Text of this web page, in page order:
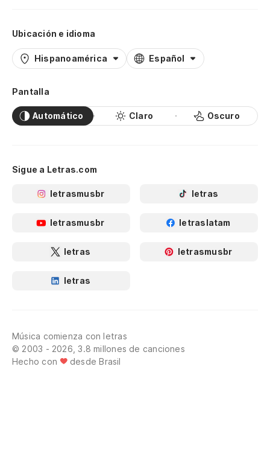
Ubicación e idioma
Hispanoamérica Español
Pantalla
Automático Claro Oscuro
Sigue a Letras.com
letrasmusbr letras
letrasmusbr letraslatam
letras letrasmusbr
letras
Música comienza con letras
© 2003 - 2026, 3.8 millones de canciones
Hecho con
desde Brasil